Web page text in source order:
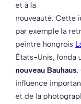
et à la
nouveauté. Cette
par exemple la
peintre hongrois
États-Unis, fonda
nouveau Bauhaus.
influence
et de la